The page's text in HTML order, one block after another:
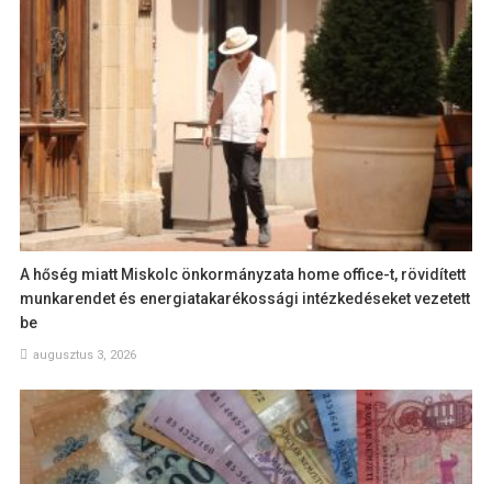
A hőség miatt Miskolc önkormányzata home office-t, rövidített
munkarendet és energiatakarékossági intézkedéseket vezetett
be
augusztus 3, 2026